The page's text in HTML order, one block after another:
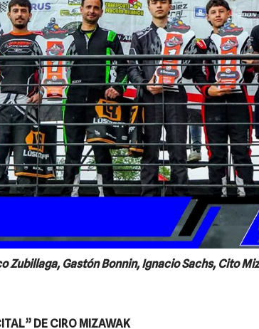
Zubillaga, Gastón Bonnin, Ignacio Sachs, Cito
DE CIRO MIZAWAK